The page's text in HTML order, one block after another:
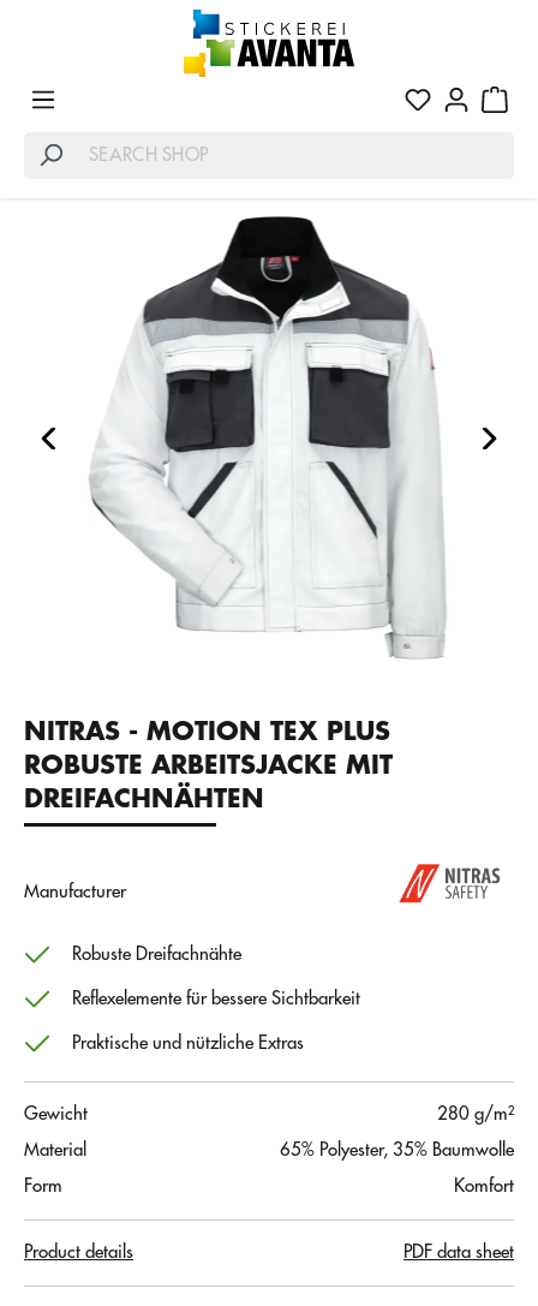
NITRAS - MOTION TEX PLUS
ROBUSTE ARBEITSJACKE MIT
DREIFACHNÄHTEN
Manufacturer
Robuste Dreifachnähte
Reflexelemente für bessere Sichtbarkeit
Praktische und nützliche Extras
Gewicht
280 g/m²
Material
65% Polyester, 35% Baumwolle
Form
Komfort
Product details PDF data sheet